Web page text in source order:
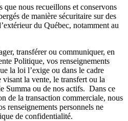
que nous recueillons et conservons
de manière sécuritaire sur des
du Québec, notamment au
transférer ou communiquer, en
Politique, vos renseignements
la loi l’exige ou dans le cadre
visant la vente, le transfert ou la
Summa ou de nos actifs. Dans ce
de la transaction commerciale, nous
renseignements personnels ne
de confidentialité.